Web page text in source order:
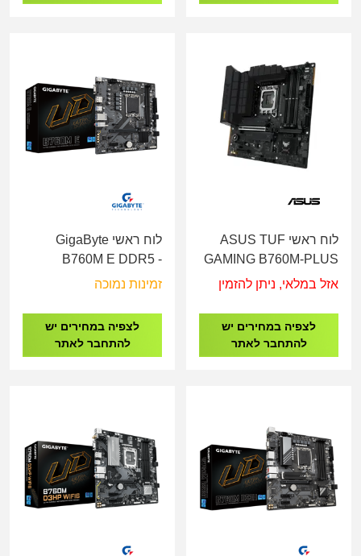
לוח ראשי ASUS TUF
GAMING B760M-PLUS
WIFI II LGA1700
אזל במלאי, ניתן להזמין
לצפיה במחירים יש
להתחבר לאתר
לוח ראשי GigaByte
B760M E DDR5 -
Socket 1700
זמינות נמוכה
לצפיה במחירים יש
להתחבר לאתר